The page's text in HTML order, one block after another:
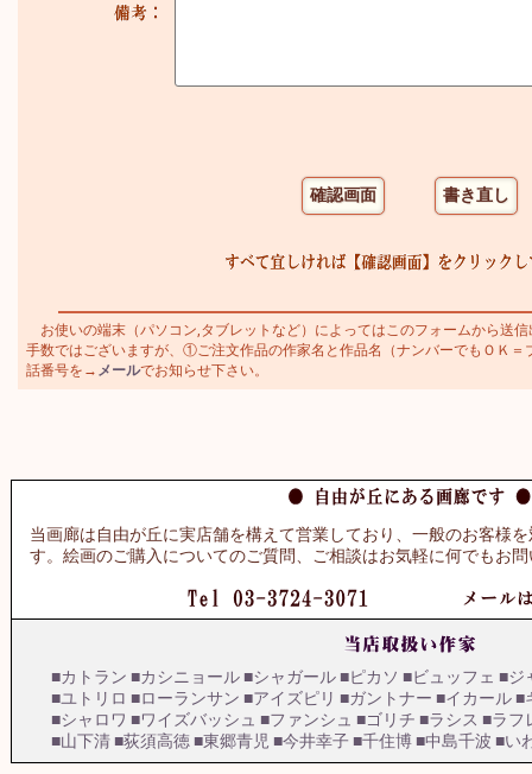
お使いの端末（パソコン,タブレットなど）によってはこのフォームから送
手数ではございますが、①ご注文作品の作家名と作品名（ナンバーでもＯＫ
話番号を→ メールでお知らせ下さい。
当画廊は自由が丘に実店舗を構えて営業しており、一般のお客様
す。絵画のご購入についてのご質問、ご相談はお気軽に何でもお
■カトラン ■カシニョール■シャガール■ピカソ ■ビュッフェ ■ジ
■ユトリロ ■ローランサン ■アイズピリ ■ガントナー ■イカール■
■シャロワ ■ワイズバッシュ ■ファンシュ ■ゴリチ ■ラシス ■ラフ
■山下清■荻須高徳■東郷青児 ■今井幸子■千住博■中島千波 ■い